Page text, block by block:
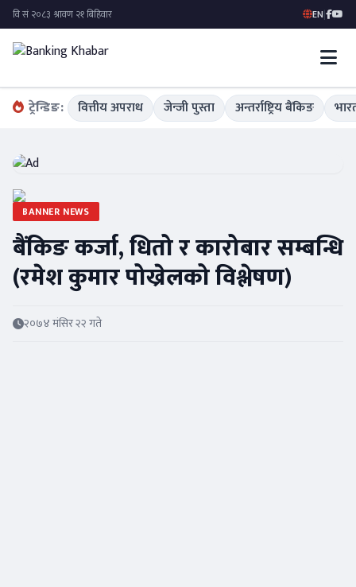
EN|
ट्रेन्डिङ: वित्तीय अपराध जेन्जी पुस्ता अन्तर्राष्ट्रिय बैंकिङ
BANNER NEWS
बैंकिङ कर्जा, धितो र कारोबार सम्बन्धि
(रमेश कुमार पोख्रेलको विश्लेषण)
२०७४ मंसिर २२ गते